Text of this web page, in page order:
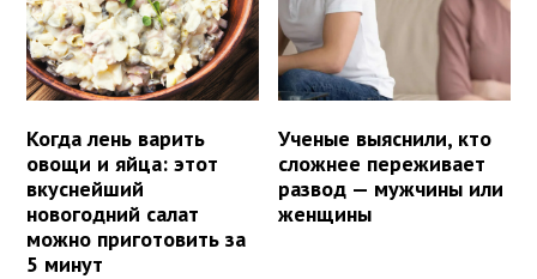
Когда лень варить
овощи и яйца: этот
вкуснейший
новогодний салат
можно приготовить за
5 минут
Ученые выяснили, кто
сложнее переживает
развод — мужчины или
женщины